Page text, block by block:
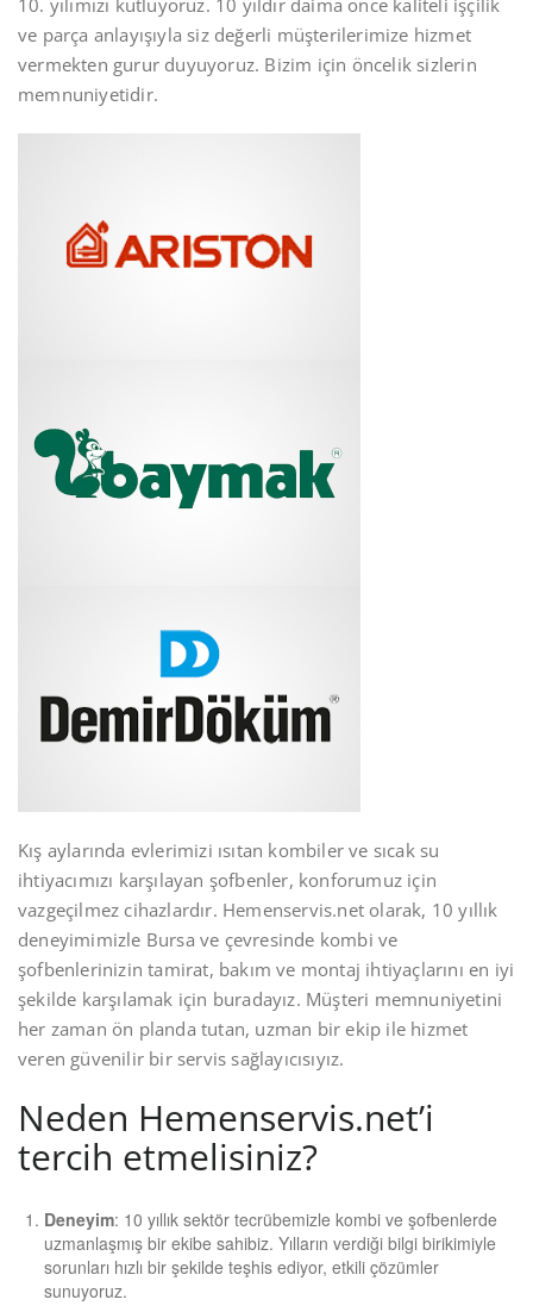
10. yılımızı kutluyoruz. 10 yıldır daima önce kaliteli işçilik
ve parça anlayışıyla siz değerli müşterilerimize hizmet
vermekten gurur duyuyoruz. Bizim için öncelik sizlerin
memnuniyetidir.
Kış aylarında evlerimizi ısıtan kombiler ve sıcak su
ihtiyacımızı karşılayan şofbenler, konforumuz için
vazgeçilmez cihazlardır. Hemenservis.net olarak, 10 yıllık
deneyimimizle Bursa ve çevresinde kombi ve
şofbenlerinizin tamirat, bakım ve montaj ihtiyaçlarını en iyi
şekilde karşılamak için buradayız. Müşteri memnuniyetini
her zaman ön planda tutan, uzman bir ekip ile hizmet
veren güvenilir bir servis sağlayıcısıyız.
Neden Hemenservis.net’i
tercih etmelisiniz?
Deneyim: 10 yıllık sektör tecrübemizle kombi ve şofbenlerde
uzmanlaşmış bir ekibe sahibiz. Yılların verdiği bilgi birikimiyle
sorunları hızlı bir şekilde teşhis ediyor, etkili çözümler
sunuyoruz.